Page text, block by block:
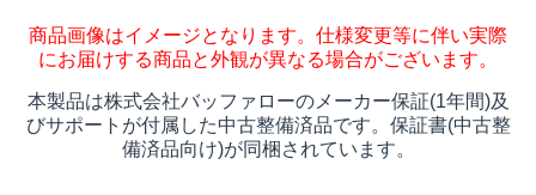
商品画像はイメージとなります。仕様変更等に伴い実際
にお届けする商品と外観が異なる場合がございます。
本製品は株式会社バッファローのメーカー保証(1年間)及
びサポートが付属した中古整備済品です。保証書(中古整
備済品向け)が同梱されています。